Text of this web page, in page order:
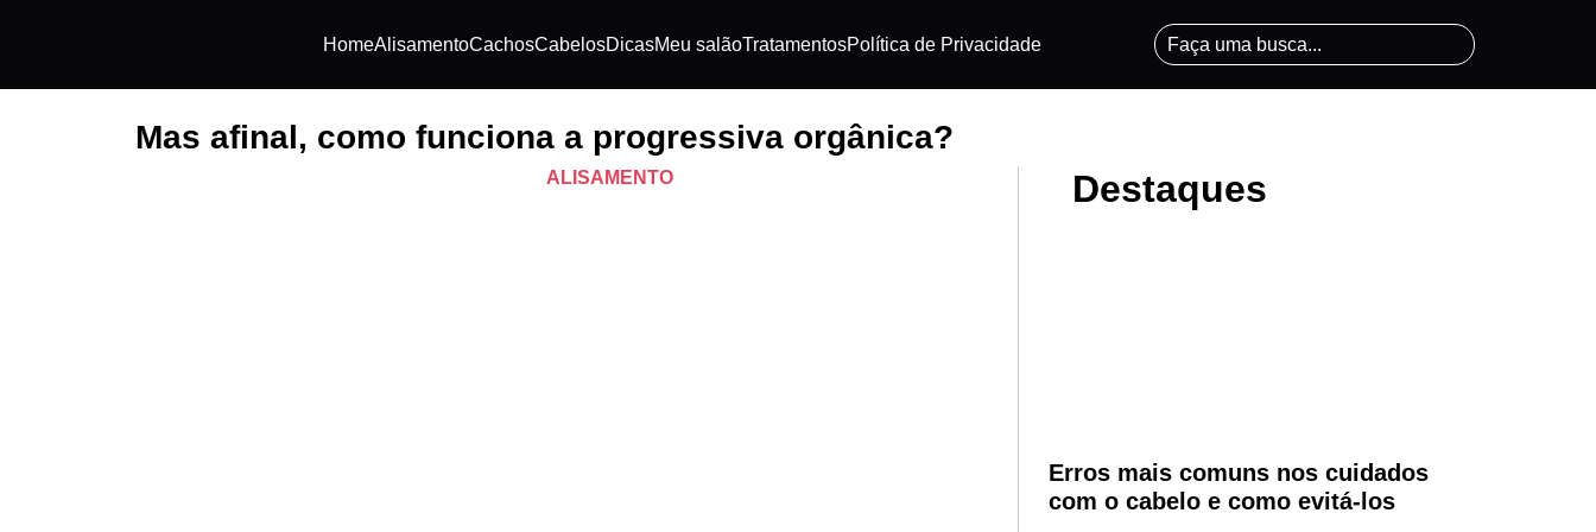
HomeAlisamentoCachosCabelosDicasMeu salãoTratamentosPolítica de Privacidade
Mas afinal, como funciona a progressiva orgânica?
ALISAMENTO Destaques
Erros mais comuns nos cuidados
com o cabelo e como evitá-los